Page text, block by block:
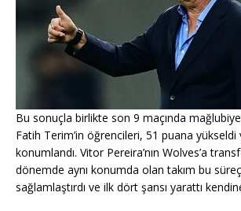
Bu sonuçla birlikte son 9 maçında
Fatih Terim’in öğrencileri, 51 puana yükseldi
konumlandı. Vitor Pereira’nın Wolves’a
dönemde aynı konumda olan takım bu
sağlamlaştırdı ve ilk dört şansı yarattı